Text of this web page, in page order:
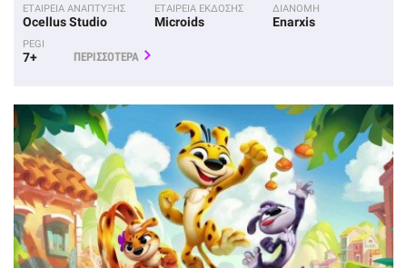
ΕΤΑΙΡΕΙΑ ΑΝΑΠΤΥΞΗΣ
Ocellus Studio
ΕΤΑΙΡΕΙΑ ΕΚΔΟΣΗΣ
Microids
ΔΙΑΝΟΜΗ
Enarxis
PEGI
7+ ΠΕΡΙΣΣΟΤΕΡΑ